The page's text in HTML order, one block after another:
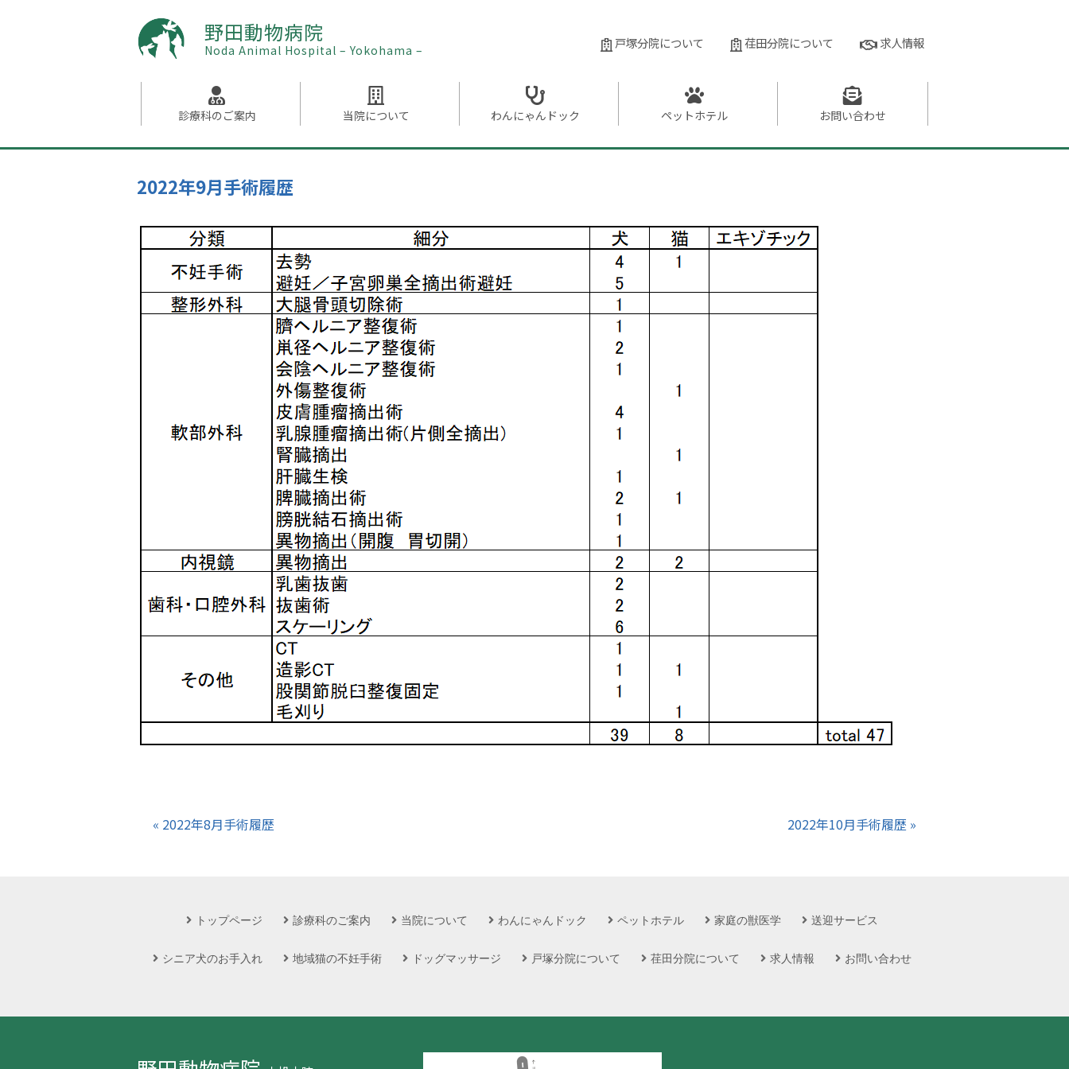
野田動物病院
Noda Animal Hospital – Yokohama – 戸塚分院について 荏田分院について 求人情報
診療科の ご案内 当院について わんにゃん ドック ペットホテル お問い合わせ
2022年9月手術履歴
« 2022年8月手術履歴 2022年10月手術履歴 »
トップページ 診療科のご案内 当院について わんにゃんドック ペットホテル 家庭の獣医学 送迎サービス
シニア犬のお手入れ 地域猫の不妊手術 ドッグマッサージ 戸塚分院について 荏田分院について 求人情報 お問い合わせ